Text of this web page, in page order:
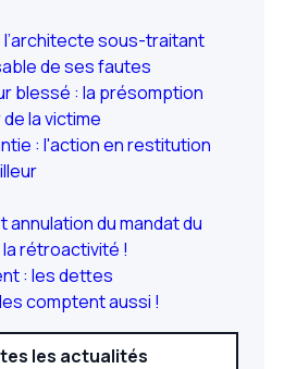
sous-traitant
de ses fautes
blessé : la présomption
la victime
: l'action en restitution
du mandat du
rétroactivité !
: les dettes
comptent aussi !
les actualités